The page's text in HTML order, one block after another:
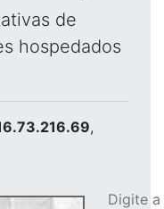
de
hospedados
,
Digite